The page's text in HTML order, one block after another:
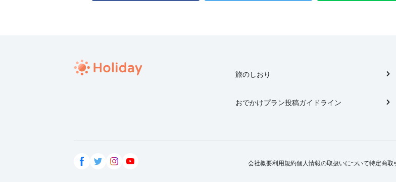
旅のしおり
おでかけプラン投稿ガイドライン
会社概要利用規約個人情報の取扱いについて特定商取